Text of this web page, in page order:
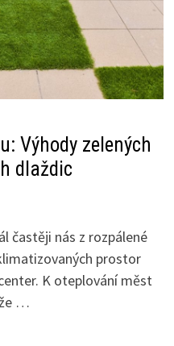
Výhody zelených
dlaždic
častěji nás z rozpálené
prostor
K oteplování měst
…